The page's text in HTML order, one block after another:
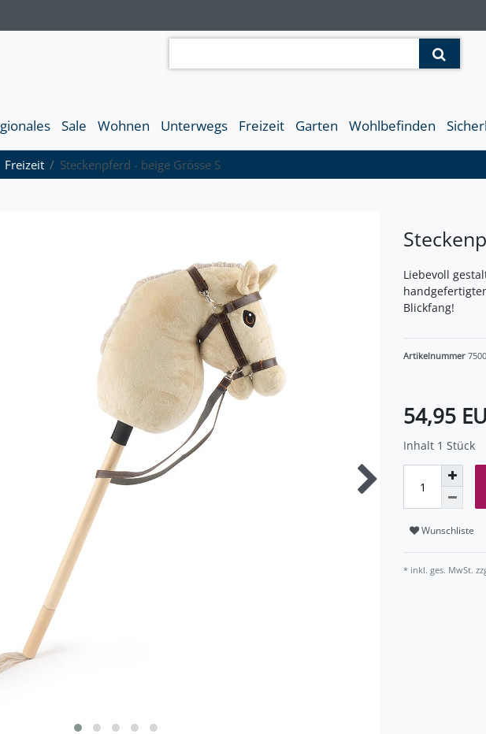
Sale Wohnen Unterwegs Freizeit Garten Wohlbefinden
Freizeit Steckenpferd - beige Grösse S
Liebevoll
Blickfang!
Artikelnummer
54,95
Inhalt 1 Stück
Wunschliste
* inkl. ges. MwSt.